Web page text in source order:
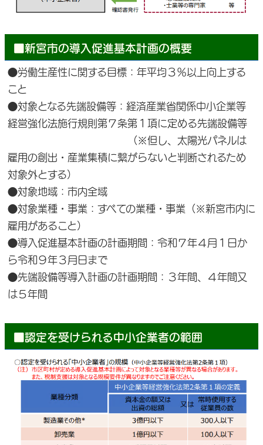
■新宮市の導入促進基本計画の概要
●労働生産性に関する目標：年平均３％以上向上する
こと
●対象となる先端設備等：経済産業省関係中小企業等
経営強化法施行規則第７条第１項に定める先端設備等
（※但し、太陽光パネルは
雇用の創出・産業集積に繋がらないと判断されるため
対象外とする）
●対象地域：市内全域
●対象業種・事業：すべての業種・事業（※新宮市内に
雇用があること）
●導入促進基本計画の計画期間：令和７年４月１日か
ら令和９年３月日まで
●先端設備等導入計画の計画期間：３年間、４年間又
は５年間
■認定を受けられる中小企業者の範囲